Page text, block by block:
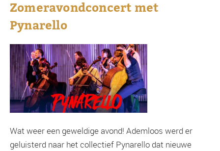
Zomeravondconcert met
Pynarello
Wat weer een geweldige avond! Ademloos werd er
geluisterd naar het collectief Pynarello dat nieuwe